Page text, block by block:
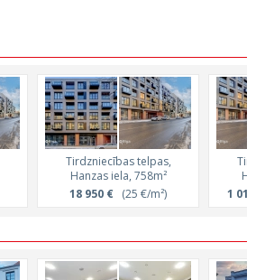
Tirdzniecības telpas,
Hanzas iela, 758m²
18 950 € (25 €/m²)
1